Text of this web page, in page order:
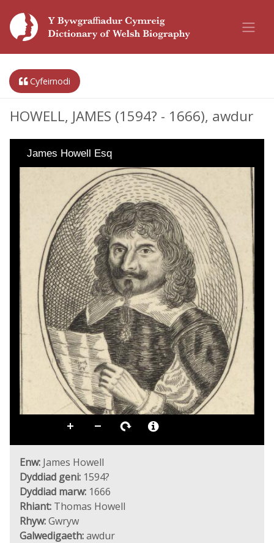
Cyfeirnodi
HOWELL, JAMES (1594? - 1666), awdur
James Howell Esq
Enw: James Howell
Dyddiad geni: 1594?
Dyddiad marw: 1666
Rhiant: Thomas Howell
Rhyw:Gwryw
Galwedigaeth:awdur